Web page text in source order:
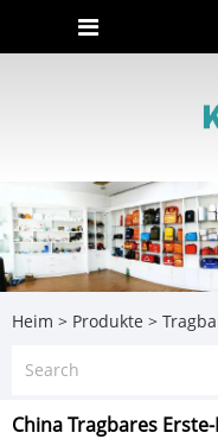
Heim > Produkte >
China Tragbares